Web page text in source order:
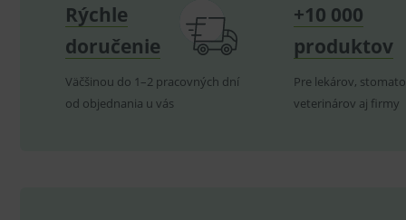
Rýchle
doručenie
Väčšinou do 1–2 pracovných dní
od objednania u vás
+10 000
produktov
Pre lekárov,
veterinárov aj firmy
CookieScriptConsent
Název